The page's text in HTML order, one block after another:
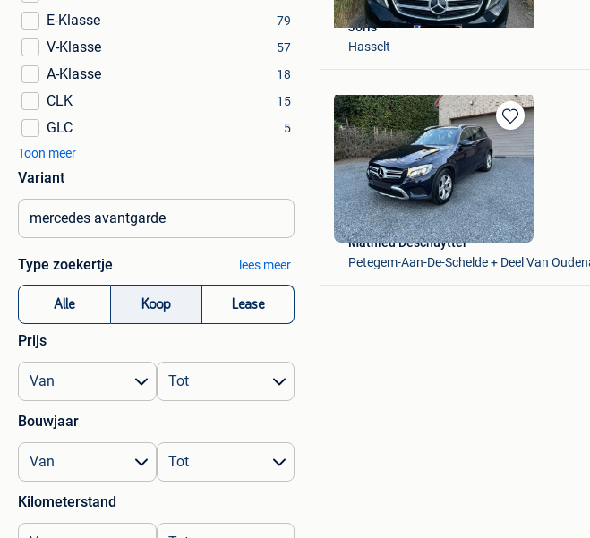
E-Klasse 79
V-Klasse 57
A-Klasse 18
CLK 15
GLC
5
Toon meer
Variant
Type zoekertje lees meer
Alle Koop Lease
Prijs
Bouwjaar
Kilometerstand
Joris
Hasselt
Bewaren
in
Mijn
Favorieten
Mathieu Deschuytter
Petegem-Aan-De-Schelde + Deel Van